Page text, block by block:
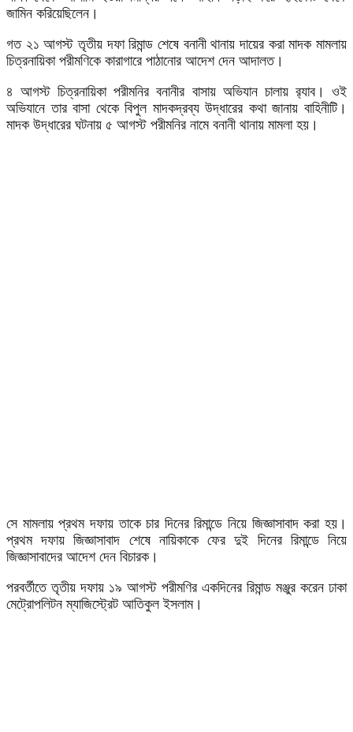
জামিন করিয়েছিলেন।
গত ২১ আগস্ট তৃতীয় দফা রিমান্ড শেষে বনানী থানায় দায়ের করা মাদক মামলায়
চিত্রনায়িকা পরীমণিকে কারাগারে পাঠানোর আদেশ দেন আদালত।
৪ আগস্ট চিত্রনায়িকা পরীমনির বনানীর বাসায় অভিযান চালায় র‌্যাব। ওই
অভিযানে তার বাসা থেকে বিপুল মাদকদ্রব্য উদ্ধারের কথা জানায় বাহিনীটি।
মাদক উদ্ধারের ঘটনায় ৫ আগস্ট পরীমনির নামে বনানী থানায় মামলা হয়।
সে মামলায় প্রথম দফায় তাকে চার দিনের রিমান্ডে নিয়ে জিজ্ঞাসাবাদ করা হয়।
প্রথম দফায় জিজ্ঞাসাবাদ শেষে নায়িকাকে ফের দুই দিনের রিমান্ডে নিয়ে
জিজ্ঞাসাবাদের আদেশ দেন বিচারক।
পরবর্তীতে তৃতীয় দফায় ১৯ আগস্ট পরীমণির একদিনের রিমান্ড মঞ্জুর করেন ঢাকা
মেট্রোপলিটন ম্যাজিস্ট্রেট আতিকুল ইসলাম।